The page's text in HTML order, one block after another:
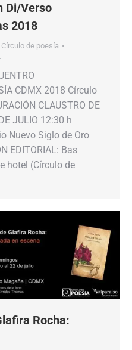
Di/Verso
2018
Círculo de poesía
CDMX 2018 Círculo
CLAUSTRO DE
JULIO 12:30 h
Nuevo Siglo de Oro
Bas
hotel (Círculo de
Rocha: